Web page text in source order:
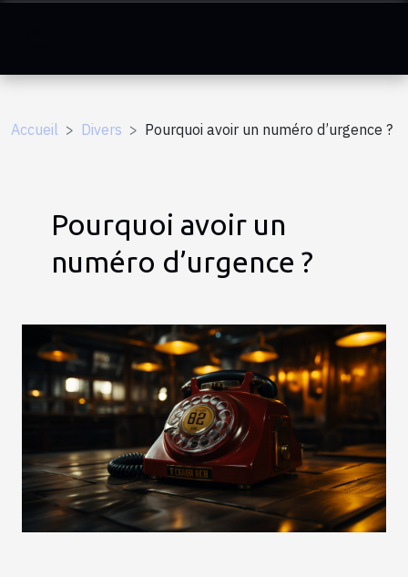
Accueil Divers Pourquoi avoir un numéro d’urgence ?
Pourquoi avoir un
numéro d’urgence ?